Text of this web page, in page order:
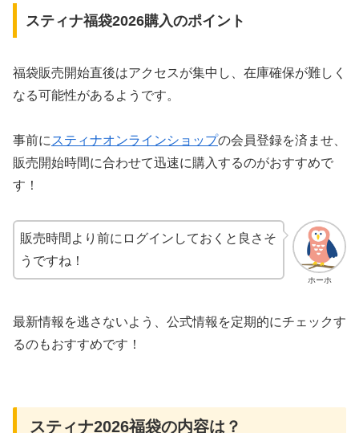
スティナ福袋2026購入のポイント
福袋販売開始直後はアクセスが集中し、在庫確保が難しく
なる可能性があるようです。
事前に スティナオンラインショップの会員登録を済ませ、
販売開始時間に合わせて迅速に購入するのがおすすめで
す！
ホーホ
販売時間より前にログインしておくと良さそ
うですね！
最新情報を逃さないよう、公式情報を定期的にチェックす
るのもおすすめです！
スティナ2026福袋の内容は？